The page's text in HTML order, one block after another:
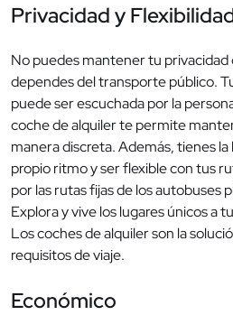
Privacidad y
No puedes mantener tu privacidad
dependes del transporte público.
puede ser escuchada por la
coche de alquiler te permite
manera discreta. Además, tienes
propio ritmo y ser flexible con tus
por las rutas fijas de los autobuses
Explora y vive los lugares únicos a
Los coches de alquiler son la
requisitos de viaje.
Económico